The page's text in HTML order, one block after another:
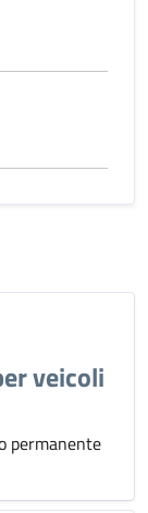
veicoli
permanente